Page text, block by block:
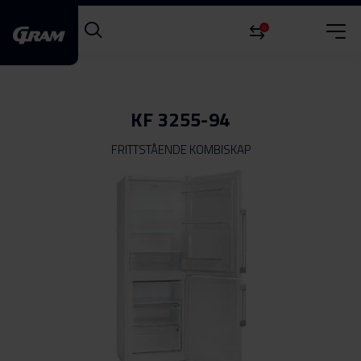
0
KF 3255-94
FRITTSTÅENDE KOMBISKAP